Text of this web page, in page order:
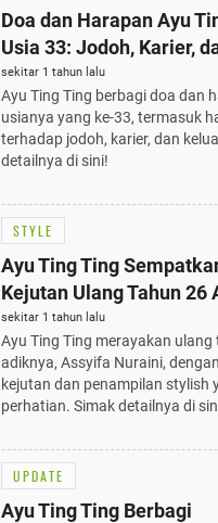
Doa dan Harapan Ayu
Usia 33: Jodoh, Karier,
Keluarga Terbaik
sekitar 1 tahun lalu
Ayu Ting Ting berbagi doa dan
usianya yang ke-33, termasuk
terhadap jodoh, karier, dan
detailnya di sini!
STYLE
Ayu Ting Ting
Kejutan Ulang Tahun 26
dengan Penampilan
sekitar 1 tahun lalu
Ayu Ting Ting merayakan ulang
adiknya, Assyifa Nuraini,
kejutan dan penampilan stylish
perhatian. Simak detailnya di
UPDATE
Ayu Ting Ting Berbagi